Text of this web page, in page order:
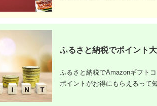
【キユーピー】ヒアロ
モイスチャー240 3
ユーピー 茨城県 五霞
5.0
品 健康家電 美容家電
家電 鼻美顔器 鼻筋 小
ュノーズ 博多 福岡市
5.0
ふるさと納税でポイント大
ふるさと納税でAmazonギフト
ポイントがお得にもらえるって